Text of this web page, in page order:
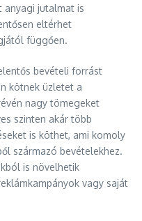
anyagi jutalmat is
eltérhet
függően.
bevételi forrást
kötnek üzletet a
nagy tömegeket
szinten akár több
is köthet, ami komoly
származó bevételekhez.
is növelhetik
vagy saját